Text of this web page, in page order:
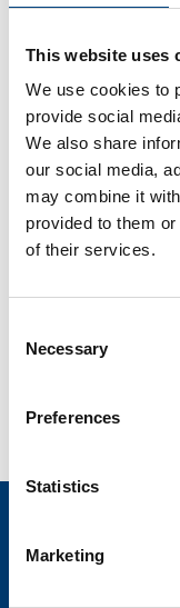
This website uses
We use cookies to
provide social
We also share
our social media,
may combine it
provided to them
of their services.
Selection
Necessary
Preferences
Statistics
Marketing
votre
simple et
votre
Nous